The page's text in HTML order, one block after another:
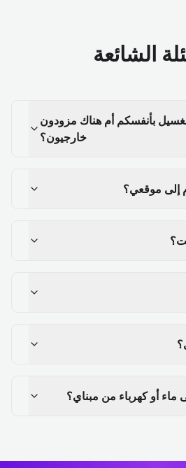
الشائعة
بأنفسكم أم هناك مزودون
خارجيون؟
إلى موقعي؟
ماء أو كهرباء من مبناي؟